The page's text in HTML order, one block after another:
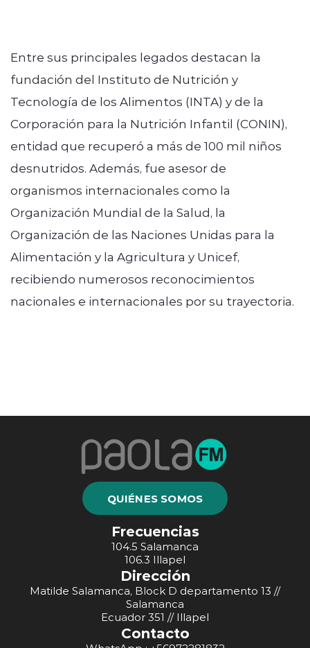
Entre sus principales legados destacan la
fundación del Instituto de Nutrición y
Tecnología de los Alimentos (INTA) y de la
Corporación para la Nutrición Infantil (CONIN),
entidad que recuperó a más de 100 mil niños
desnutridos. Además, fue asesor de
organismos internacionales como la
Organización Mundial de la Salud, la
Organización de las Naciones Unidas para la
Alimentación y la Agricultura y Unicef,
recibiendo numerosos reconocimientos
nacionales e internacionales por su trayectoria.
QUIÉNES SOMOS
Frecuencias
104.5 Salamanca
106.3 Illapel
Dirección
Matilde Salamanca, Block D departamento 13 //
Salamanca
Ecuador 351 // Illapel
Contacto